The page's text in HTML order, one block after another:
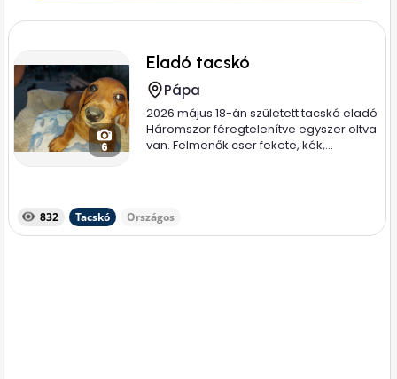
6
Eladó tacskó
Pápa
2026 május 18-án született tacskó eladó
Háromszor féregtelenítve egyszer oltva
van. Felmenők cser fekete, kék,...
832 Tacskó Országos